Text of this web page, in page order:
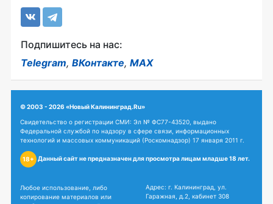
Подпишитесь на нас:
Telegram, ВКонтакте, MAX
© 2003 - 2026 «Новый Калининград.Ru»
Свидетельство о регистрации СМИ: Эл № ФС77-43520, выдано
Федеральной службой по надзору в сфере связи, информационных
технологий и массовых коммуникаций (Роскомнадзор) 17 января 2011 г.
18+ Данный сайт не предназначен для просмотра лицам младше 18 лет.
Любое использование, либо
копирование материалов или
Адрес: г. Калининград, ул.
Гаражная, д.2, кабинет 308